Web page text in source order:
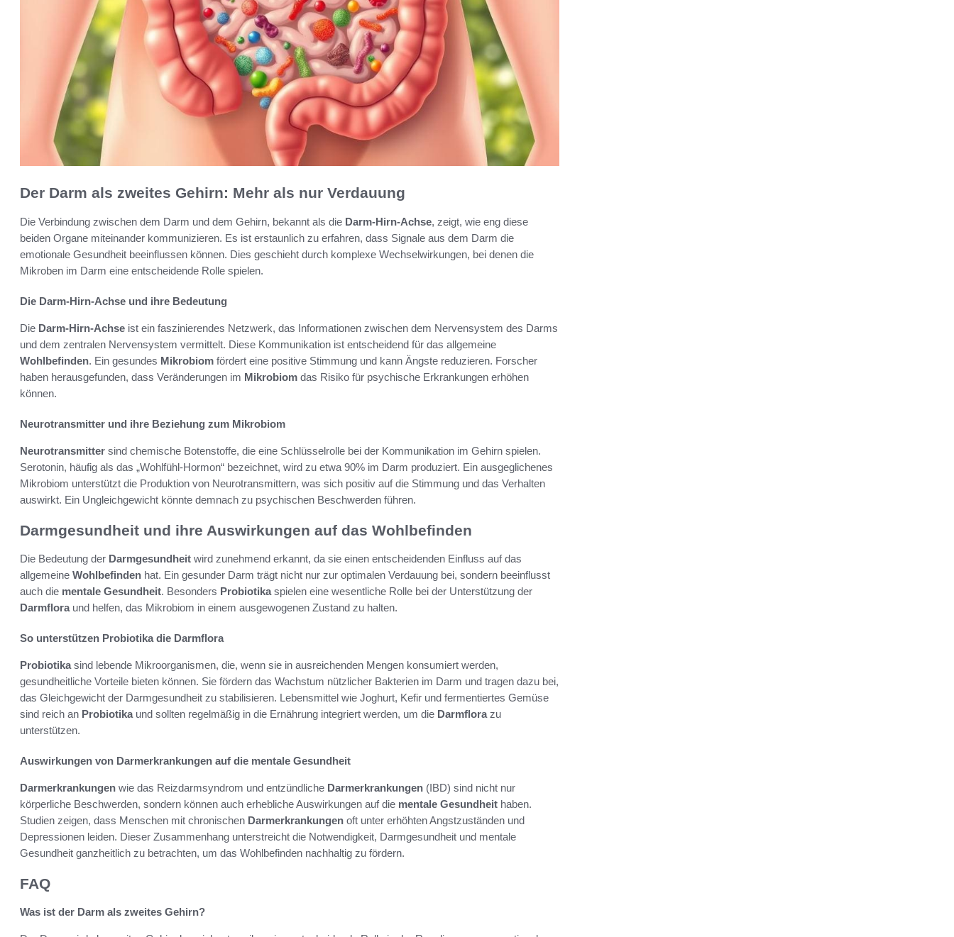
Der Darm als zweites Gehirn: Mehr als nur Verdauung
Die Verbindung zwischen dem Darm und dem Gehirn, bekannt als die Darm-Hirn-Achse, zeigt, wie eng diese
beiden Organe miteinander kommunizieren. Es ist erstaunlich zu erfahren, dass Signale aus dem Darm die
emotionale Gesundheit beeinflussen können. Dies geschieht durch komplexe Wechselwirkungen, bei denen die
Mikroben im Darm eine entscheidende Rolle spielen.
Die Darm-Hirn-Achse und ihre Bedeutung
Die Darm-Hirn-Achse ist ein faszinierendes Netzwerk, das Informationen zwischen dem Nervensystem des Darms
und dem zentralen Nervensystem vermittelt. Diese Kommunikation ist entscheidend für das allgemeine
Wohlbefinden. Ein gesundes Mikrobiom fördert eine positive Stimmung und kann Ängste reduzieren. Forscher
haben herausgefunden, dass Veränderungen im Mikrobiom das Risiko für psychische Erkrankungen erhöhen
können.
Neurotransmitter und ihre Beziehung zum Mikrobiom
Neurotransmitter sind chemische Botenstoffe, die eine Schlüsselrolle bei der Kommunikation im Gehirn spielen.
Serotonin, häufig als das „Wohlfühl-Hormon“ bezeichnet, wird zu etwa 90% im Darm produziert. Ein ausgeglichenes
Mikrobiom unterstützt die Produktion von Neurotransmittern, was sich positiv auf die Stimmung und das Verhalten
auswirkt. Ein Ungleichgewicht könnte demnach zu psychischen Beschwerden führen.
Darmgesundheit und ihre Auswirkungen auf das Wohlbefinden
Die Bedeutung der Darmgesundheit wird zunehmend erkannt, da sie einen entscheidenden Einfluss auf das
allgemeine Wohlbefinden hat. Ein gesunder Darm trägt nicht nur zur optimalen Verdauung bei, sondern beeinflusst
auch die mentale Gesundheit. Besonders Probiotikaspielen eine wesentliche Rolle bei der Unterstützung der
Darmfloraund helfen, das Mikrobiom in einem ausgewogenen Zustand zu halten.
So unterstützen Probiotika die Darmflora
Probiotikasind lebende Mikroorganismen, die, wenn sie in ausreichenden Mengen konsumiert werden,
gesundheitliche Vorteile bieten können. Sie fördern das Wachstum nützlicher Bakterien im Darm und tragen dazu bei,
das Gleichgewicht der Darmgesundheit zu stabilisieren. Lebensmittel wie Joghurt, Kefir und fermentiertes Gemüse
sind reich an Probiotikaund sollten regelmäßig in die Ernährung integriert werden, um die Darmflorazu
unterstützen.
Auswirkungen von Darmerkrankungen auf die mentale Gesundheit
Darmerkrankungen wie das Reizdarmsyndrom und entzündliche Darmerkrankungen (IBD) sind nicht nur
körperliche Beschwerden, sondern können auch erhebliche Auswirkungen auf die mentale Gesundheit haben.
Studien zeigen, dass Menschen mit chronischen Darmerkrankungen oft unter erhöhten Angstzuständen und
Depressionen leiden. Dieser Zusammenhang unterstreicht die Notwendigkeit, Darmgesundheit und mentale
Gesundheit ganzheitlich zu betrachten, um das Wohlbefinden nachhaltig zu fördern.
FAQ
Was ist der Darm als zweites Gehirn?